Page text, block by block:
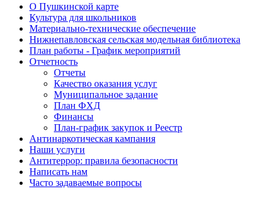
О Пушкинской карте
Культура для школьников
Материально-технические обеспечение
Нижнепавловская сельская модельная библиотека
План работы - График мероприятий
Отчетность
Отчеты
Качество оказания услуг
Муниципальное задание
План ФХД
Финансы
План-график закупок и Реестр
Антинаркотическая кампания
Наши услуги
Антитеррор: правила безопасности
Написать нам
Часто задаваемые вопросы